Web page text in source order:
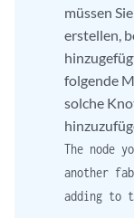
müssen
erstellen,
folgende
solche
The node
another
adding to